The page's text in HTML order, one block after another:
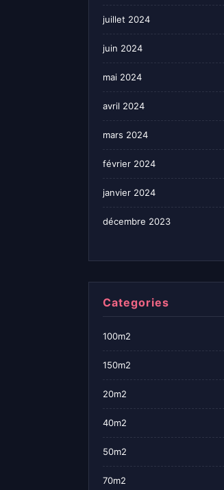
juillet 2024
juin 2024
mai 2024
avril 2024
mars 2024
février 2024
janvier 2024
décembre 2023
Categories
100m2
150m2
20m2
40m2
50m2
70m2